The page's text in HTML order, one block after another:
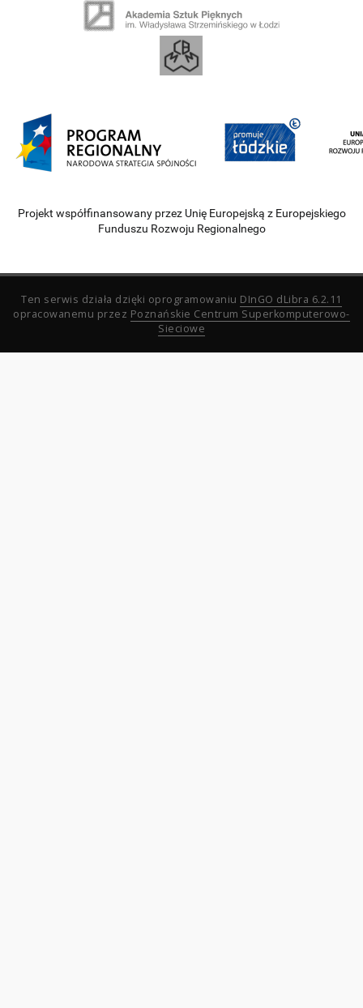
Projekt współfinansowany przez Unię Europejską z Europejskiego
Funduszu Rozwoju Regionalnego
Ten serwis działa dzięki oprogramowaniu DInGO dLibra 6.2.11
opracowanemu przez Poznańskie Centrum Superkomputerowo-
Sieciowe